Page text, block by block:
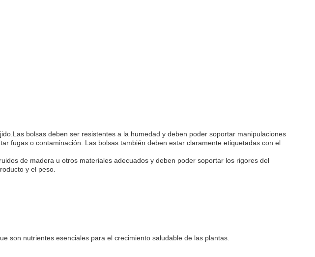
bolsas deben ser resistentes a la humedad y deben poder soportar manipulaciones
fugas o contaminación. Las bolsas también deben estar claramente etiquetadas con el
de madera u otros materiales adecuados y deben poder soportar los rigores del
y el peso.
son nutrientes esenciales para el crecimiento saludable de las plantas.